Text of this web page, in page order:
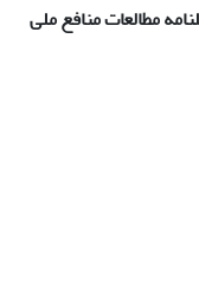
مطالعات منافع ملی